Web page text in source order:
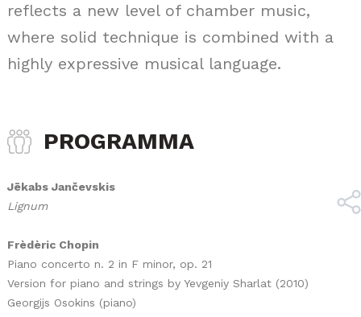
reflects a new level of chamber music,
where solid technique is combined with a
highly expressive musical language.
PROGRAMMA
Jēkabs Jančevskis
Lignum
Frèdèric Chopin
Piano concerto n. 2 in F minor, op. 21
Version for piano and strings by Yevgeniy Sharlat (2010)
Georgijs Osokins (piano)